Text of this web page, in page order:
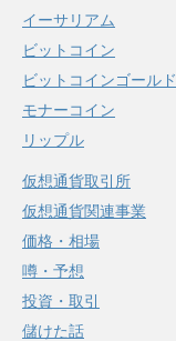
イーサリアム
ビットコイン
ビットコインゴールド
モナーコイン
リップル
仮想通貨取引所
仮想通貨関連事業
価格・相場
噂・予想
投資・取引
儲けた話